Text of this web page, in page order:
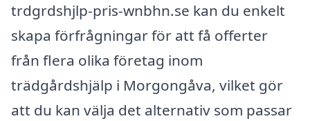
trdgrdshjlp-pris-wnbhn.se kan du enkelt
skapa förfrågningar för att få offerter
från flera olika företag inom
trädgårdshjälp i Morgongåva, vilket gör
att du kan välja det alternativ som passar